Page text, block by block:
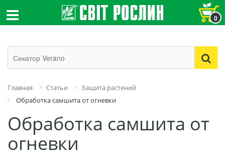
0
Главная Статьи
Защита растений
Обработка самшита от огневки
Обработка самшита от
огневки